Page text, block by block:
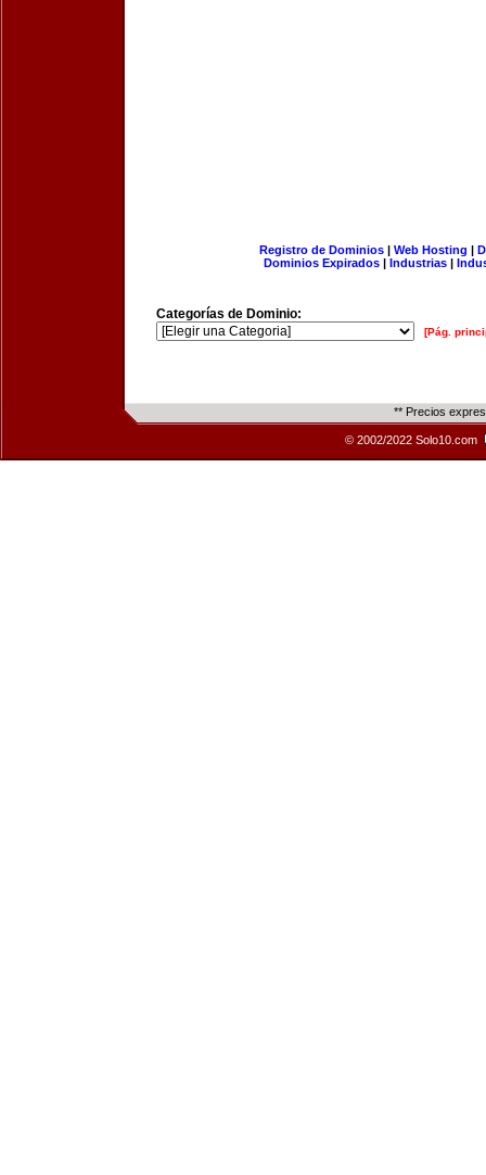
Registro de Dominios| Web Hosting |
Dominios Expirados | Industrias |
Categorías de Dominio:
[Pág.
** Precios
© 2002/2022 Solo10.com